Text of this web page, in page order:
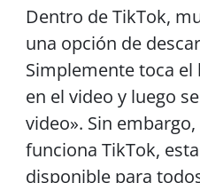
Dentro de TikTok,
una opción de
Simplemente toca
en el video y luego
video». Sin
funciona TikTok,
disponible para